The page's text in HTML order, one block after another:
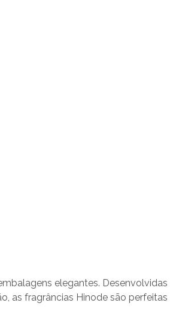
elegantes. Desenvolvidas
as fragrâncias Hinode são perfeitas